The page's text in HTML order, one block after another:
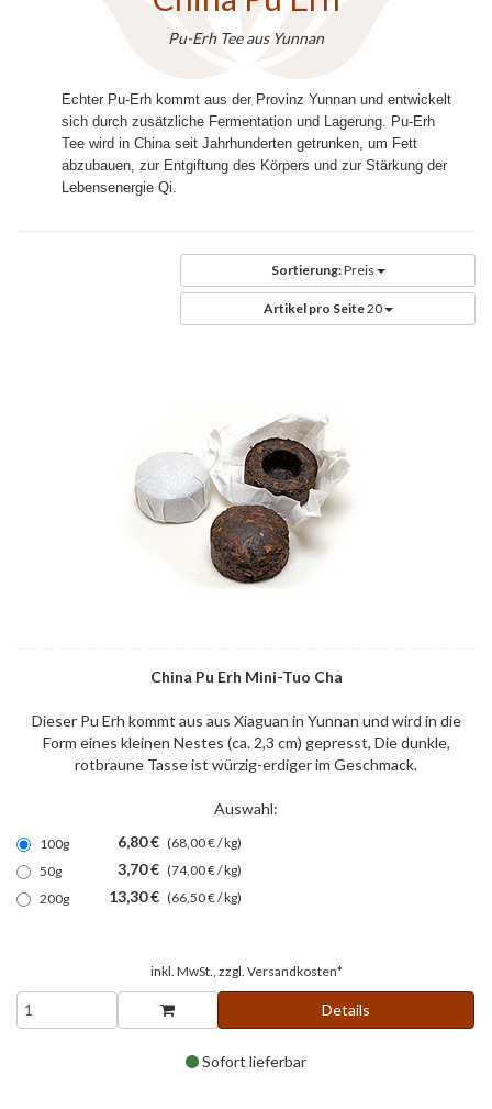
Pu-Erh Tee aus Yunnan
Echter Pu-Erh kommt aus der Provinz Yunnan und entwickelt
sich durch zusätzliche Fermentation und Lagerung. Pu-Erh
Tee wird in China seit Jahrhunderten getrunken, um Fett
abzubauen, zur Entgiftung des Körpers und zur Stärkung der
Lebensenergie Qi.
Sortierung:Preis
Artikel pro Seite20
China Pu Erh Mini-Tuo Cha
Dieser Pu Erh kommt aus aus Xiaguan in Yunnan und wird in die
Form eines kleinen Nestes (ca. 2,3 cm) gepresst, Die dunkle,
rotbraune Tasse ist würzig-erdiger im Geschmack.
Auswahl:
100g 6,80 € (68,00 € / kg)
50g
3,70 € (74,00 € / kg)
200g
13,30 € (66,50 € / kg)
inkl. MwSt., zzgl. Versandkosten*
Details
Sofort lieferbar